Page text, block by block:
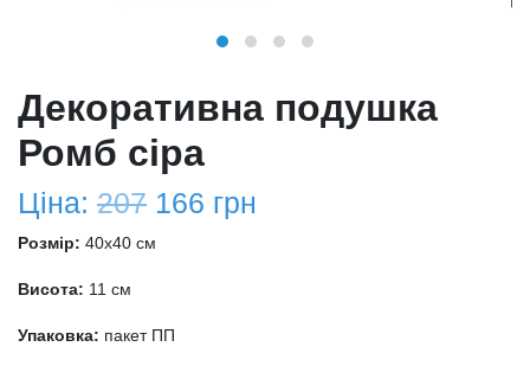
Декоративна подушка
Ромб сіра
Ціна: 207 166 грн
Розмір: 40x40 см
Висота: 11 см
Упаковка: пакет ПП